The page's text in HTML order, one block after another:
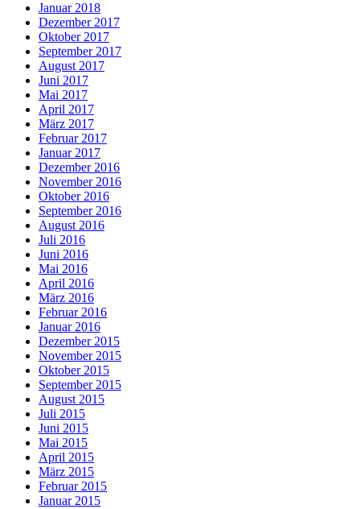
Januar 2018
Dezember 2017
Oktober 2017
September 2017
August 2017
Juni 2017
Mai 2017
April 2017
März 2017
Februar 2017
Januar 2017
Dezember 2016
November 2016
Oktober 2016
September 2016
August 2016
Juli 2016
Juni 2016
Mai 2016
April 2016
März 2016
Februar 2016
Januar 2016
Dezember 2015
November 2015
Oktober 2015
September 2015
August 2015
Juli 2015
Juni 2015
Mai 2015
April 2015
März 2015
Februar 2015
Januar 2015